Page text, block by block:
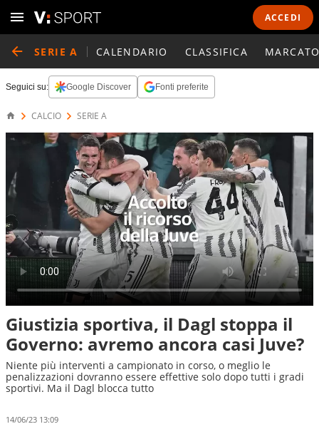
ACCEDI
SERIE A CALENDARIO CLASSIFICA
Seguici su: Google Discover Fonti preferite
CALCIO SERIE A
Giustizia sportiva, il Dagl stoppa il
Governo: avremo ancora casi Juve?
Niente più interventi a campionato in corso, o meglio le
penalizzazioni dovranno essere effettive solo dopo tutti i gradi
sportivi. Ma il Dagl blocca tutto
14/06/23 13:09